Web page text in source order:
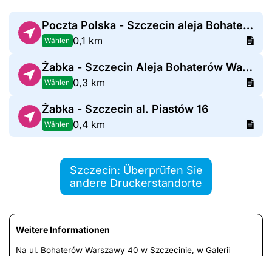
Poczta Polska - Szczecin aleja Bohaterów Warszawy 40
Wählen 0,1 km
Żabka - Szczecin Aleja Bohaterów Warszawy 83a
Wählen 0,3 km
Żabka - Szczecin al. Piastów 16
Wählen 0,4 km
Szczecin: Überprüfen Sie
andere Druckerstandorte
Weitere Informationen
Na ul. Bohaterów Warszawy 40 w Szczecinie, w Galerii